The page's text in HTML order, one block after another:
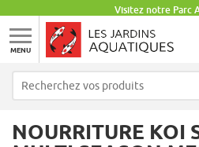
Visitez notre Parc
MENU
NOURRITURE KOI